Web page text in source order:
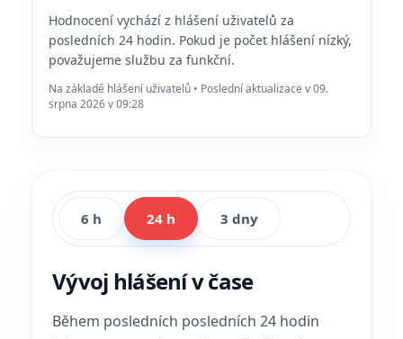
Hodnocení vychází z hlášení uživatelů za
posledních 24 hodin. Pokud je počet hlášení nízký,
považujeme službu za funkční.
Na základě hlášení uživatelů • Poslední aktualizace v 09.
srpna 2026 v 09:28
6 h 24 h 3 dny
Vývoj hlášení v čase
Během posledních posledních 24 hodin